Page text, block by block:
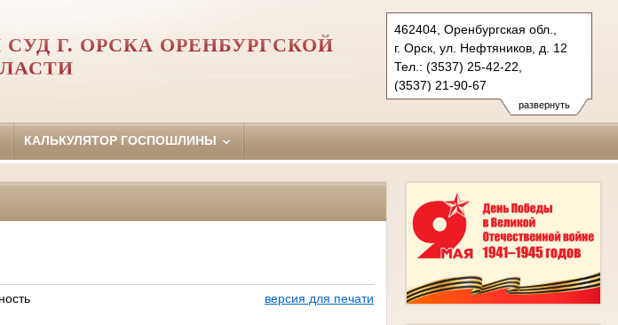
развернуть
462404, Оренбургская обл.,
г. Орск, ул. Нефтяников, д. 12
Тел.: (3537) 25-42-22,
(3537) 21-90-67
oktyabrskyorsk.orb@sudrf.ru
Г. ОРСКА ОРЕНБУРГСКОЙ
КАЛЬКУЛЯТОР ГОСПОШЛИНЫ
версия для печати